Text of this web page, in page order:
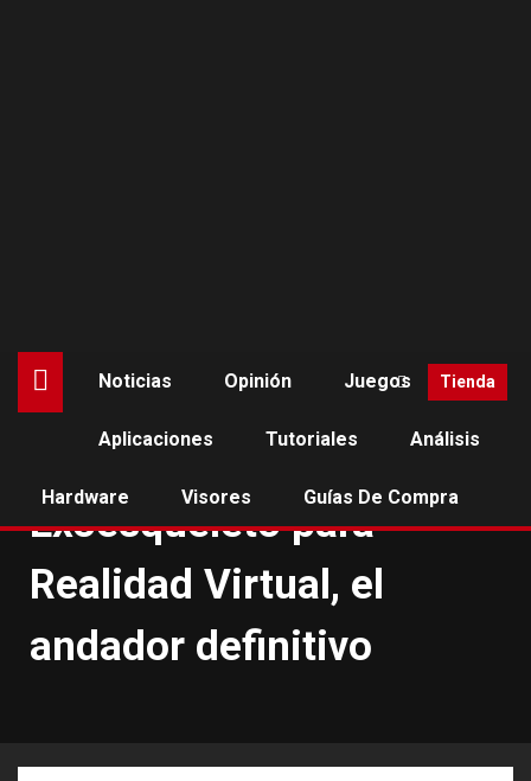
Noticias Opinión Juegos
Aplicaciones Tutoriales Análisis
Hardware Visores Guías De Compra
Tienda
Exoesqueleto para
Realidad Virtual, el
andador definitivo